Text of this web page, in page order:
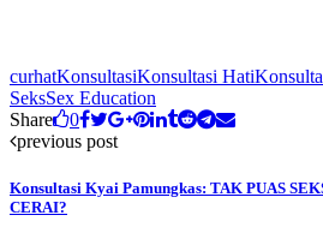
curhatKonsultasiKonsultasi Hati
SeksSex Education
Share
0
previous post
Konsultasi Kyai Pamungkas: TAK PUAS
CERAI?